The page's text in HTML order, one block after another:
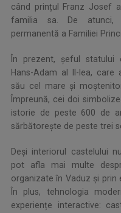
când prințul Franz Josef
familia sa. De atunci,
permanentă a Familiei
În prezent, șeful statului
Hans-Adam al II-lea, care
său cel mare și
Împreună, cei doi
istorie de peste 600 de
sărbătorește de peste trei
Deși interiorul castelului
pot afla mai multe
organizate în Vaduz și prin
În plus, tehnologia
experiențe interactive: